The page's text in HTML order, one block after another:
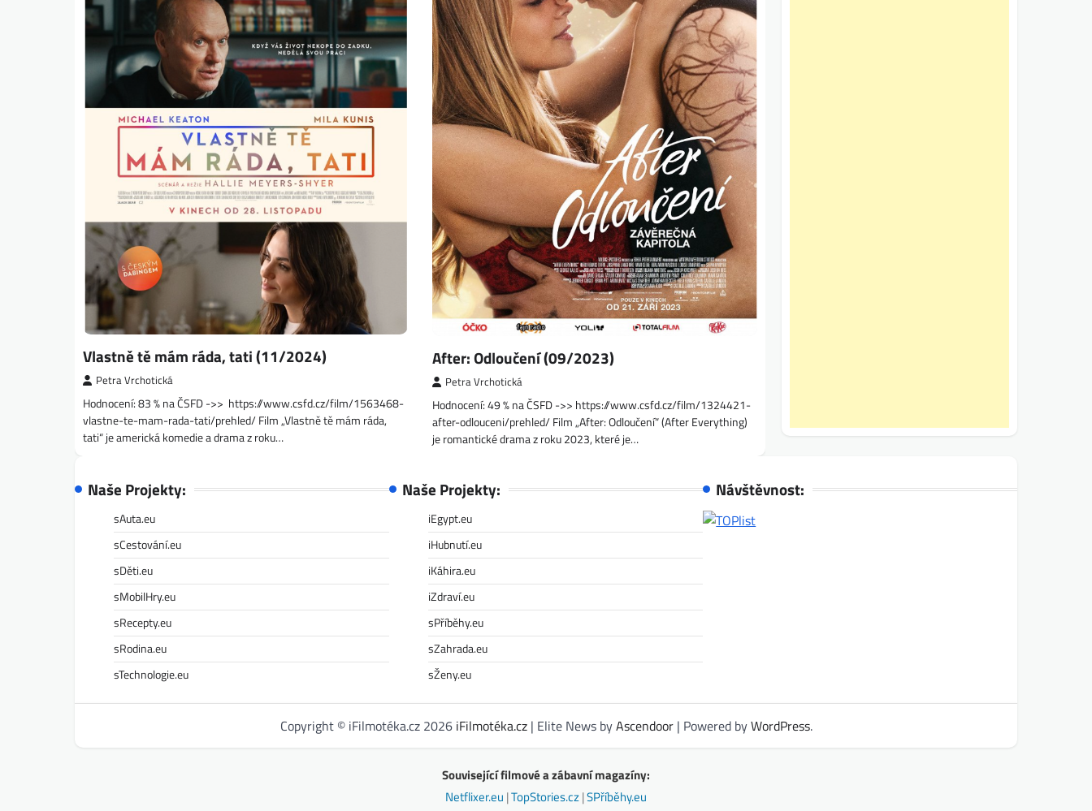
Vlastně tě mám ráda, tati (11/2024)
Petra Vrchotická
Hodnocení: 83 % na ČSFD ->> https://www.csfd.cz/film/1563468-
vlastne-te-mam-rada-tati/prehled/ Film „Vlastně tě mám ráda,
tati“ je americká komedie a drama z roku…
After: Odloučení (09/2023)
Petra Vrchotická
Hodnocení: 49 % na ČSFD ->> https://www.csfd.cz/film/1324421-
after-odlouceni/prehled/ Film „After: Odloučení“ (After Everything)
je romantické drama z roku 2023, které je…
Naše Projekty:
sAuta.eu
sCestování.eu
sDěti.eu
sMobilHry.eu
sRecepty.eu
sRodina.eu
sTechnologie.eu
Naše Projekty:
iEgypt.eu
iHubnutí.eu
iKáhira.eu
iZdraví.eu
sPříběhy.eu
sZahrada.eu
sŽeny.eu
Návštěvnost:
Copyright © iFilmotéka.cz 2026 iFilmotéka.cz| Elite News byAscendoor| Powered byWordPress.
Související filmové a zábavní magazíny:
Netflixer.eu |TopStories.cz|SPříběhy.eu